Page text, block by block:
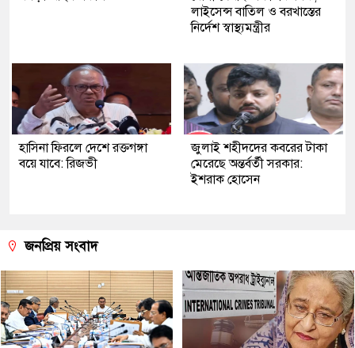
লাইসেন্স বাতিল ও বরখাস্তের
নির্দেশ স্বাস্থ্যমন্ত্রীর
হাসিনা ফিরলে দেশে রক্তগঙ্গা
বয়ে যাবে: রিজভী
জুলাই শহীদদের কবরের টাকা
মেরেছে অন্তর্বর্তী সরকার:
ইশরাক হোসেন
জনপ্রিয় সংবাদ